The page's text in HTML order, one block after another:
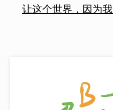
让这个世界，因为